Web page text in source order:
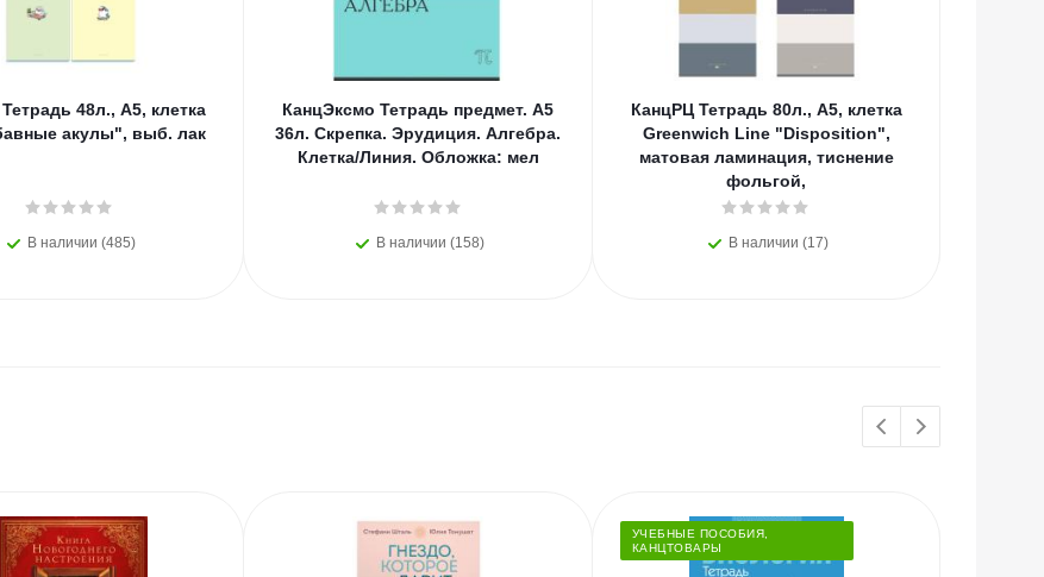
48л., А5, клетка
акулы", выб. лак
В наличии (485)
КанцЭксмо Тетрадь предмет. А5
36л. Скрепка. Эрудиция. Алгебра.
Клетка/Линия. Обложка: мел
В наличии (158)
КанцРЦ Тетрадь 80л., А5, клетка
Greenwich Line "Disposition",
матовая ламинация, тиснение
фольгой,
В наличии (17)
УЧЕБНЫЕ ПОСОБИЯ,
КАНЦТОВАРЫ